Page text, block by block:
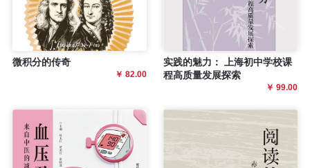
微积分的传奇
￥ 82.00
实践的魅力： 上海初中学校课
程高质量发展探索
￥ 99.00